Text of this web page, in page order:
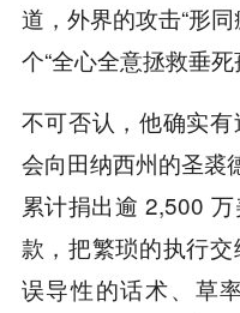
道，外界的攻击“形
个“全心全意拯救垂死
不可否认，他确实
会向田纳西州的圣裘
累计捐出逾 2,500
款，把繁琐的执行
误导性的话术、草